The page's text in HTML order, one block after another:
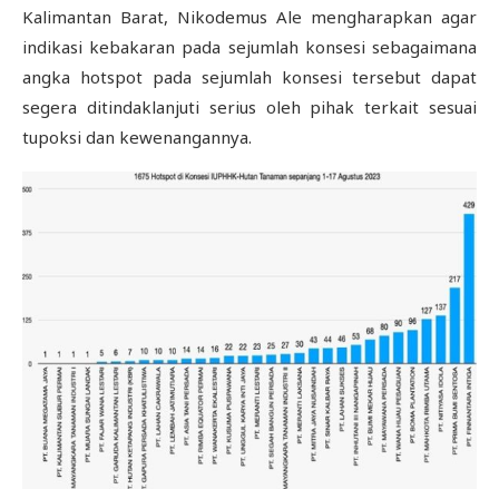
Kalimantan Barat, Nikodemus Ale mengharapkan agar
indikasi kebakaran pada sejumlah konsesi sebagaimana
angka hotspot pada sejumlah konsesi tersebut dapat
segera ditindaklanjuti serius oleh pihak terkait sesuai
tupoksi dan kewenangannya.